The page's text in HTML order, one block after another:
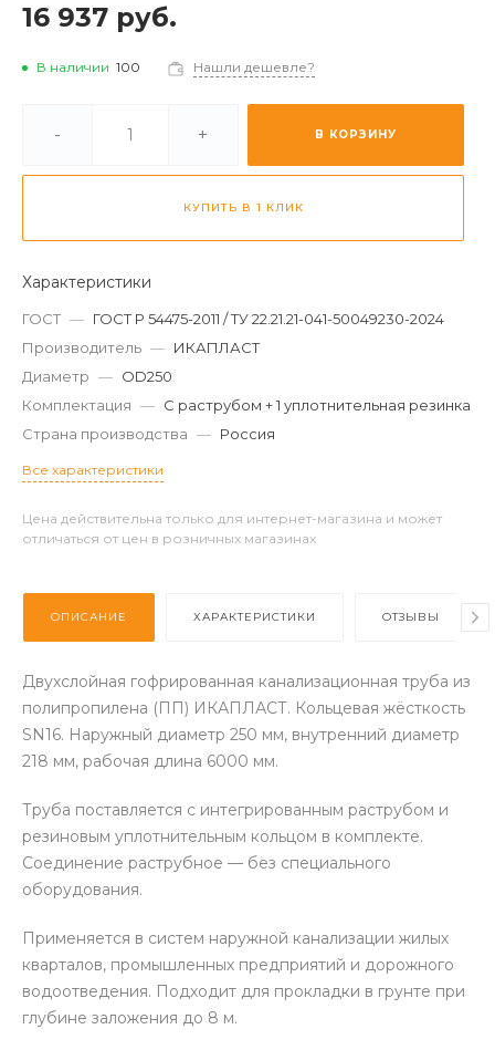
16 937 руб.
В наличии 100 Нашли дешевле?
- + В КОРЗИНУ
КУПИТЬ В 1 КЛИК
Характеристики
ГОСТ — ГОСТ Р 54475-2011 / ТУ 22.21.21-041-50049230-2024
Производитель — ИКАПЛАСТ
Диаметр — OD250
Комплектация — С раструбом + 1 уплотнительная резинка
Страна производства — Россия
Все характеристики
Цена действительна только для интернет-магазина и может
отличаться от цен в розничных магазинах
ОПИСАНИЕ ХАРАКТЕРИСТИКИ ОТЗЫВЫ
Двухслойная гофрированная канализационная труба из
полипропилена (ПП) ИКАПЛАСТ. Кольцевая жёсткость
SN16. Наружный диаметр 250 мм, внутренний диаметр
218 мм, рабочая длина 6000 мм.
Труба поставляется с интегрированным раструбом и
резиновым уплотнительным кольцом в комплекте.
Соединение раструбное — без специального
оборудования.
Применяется в систем наружной канализации жилых
кварталов, промышленных предприятий и дорожного
водоотведения. Подходит для прокладки в грунте при
глубине заложения до 8 м.